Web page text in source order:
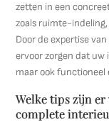
zetten in een
zoals ruimte-
Door de expertise
ervoor zorgen dat
maar ook functioneel
Welke tips zijn
complete